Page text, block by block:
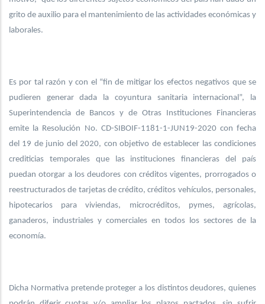
grito de auxilio para el mantenimiento de las actividades económicas y
laborales.
Es por tal razón y con el “fin de mitigar los efectos negativos que se
pudieren generar dada la coyuntura sanitaria internacional”, la
Superintendencia de Bancos y de Otras Instituciones Financieras
emite la Resolución No. CD-SIBOIF-1181-1-JUN19-2020 con fecha
del 19 de junio del 2020, con objetivo de establecer las condiciones
crediticias temporales que las instituciones financieras del país
puedan otorgar a los deudores con créditos vigentes, prorrogados o
reestructurados de tarjetas de crédito, créditos vehículos, personales,
hipotecarios para viviendas, microcréditos, pymes, agrícolas,
ganaderos, industriales y comerciales en todos los sectores de la
economía.
Dicha Normativa pretende proteger a los distintos deudores, quienes